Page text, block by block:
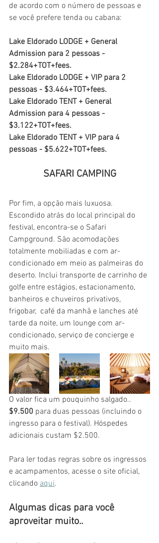
de acordo com o número de pessoas e
se você prefere tenda ou cabana:
Lake Eldorado LODGE + General
Admission para 2 pessoas -
$2.284+TOT+fees.
Lake Eldorado LODGE + VIP para 2
pessoas - $3.464+TOT+fees.
Lake Eldorado TENT + General
Admission para 4 pessoas -
$3.122+TOT+fees.
Lake Eldorado TENT + VIP para 4
pessoas - $5.622+TOT+fees.
SAFARI CAMPING
Por fim, a opção mais luxuosa.
Escondido atrás do local principal do
festival, encontra-se o Safari
Campground. São acomodações
totalmente mobiliadas e com ar-
condicionado em meio as palmeiras do
deserto. Inclui transporte de carrinho de
golfe entre estágios, estacionamento,
banheiros e chuveiros privativos,
frigobar,  café da manhã e lanches até
tarde da noite, um lounge com ar-
condicionado, serviço de concierge e
muito mais.
O valor fica um pouquinho salgado..
$9.500 para duas pessoas (incluindo o
ingresso para o festival). Hóspedes
adicionais custam $2.500.
Para ler todas regras sobre os ingressos
e acampamentos, acesse o site oficial,
clicando aqui.
Algumas dicas para você
aproveitar muito..